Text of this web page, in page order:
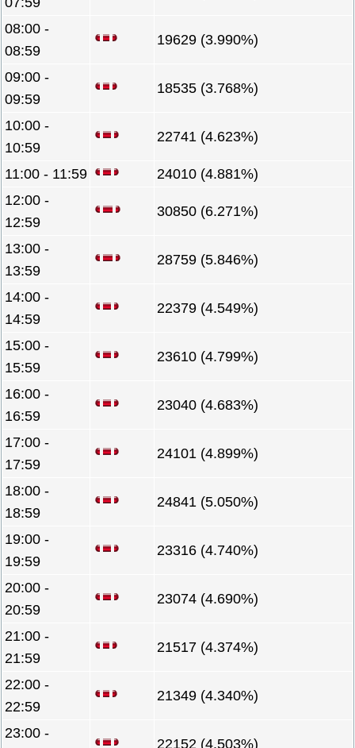
08:00 -
08:59
19629 (3.990%)
09:00 -
09:59
18535 (3.768%)
10:00 -
10:59
22741 (4.623%)
11:00 - 11:59
24010 (4.881%)
12:00 -
12:59
30850 (6.271%)
13:00 -
13:59
28759 (5.846%)
14:00 -
14:59
22379 (4.549%)
15:00 -
15:59
23610 (4.799%)
16:00 -
16:59
23040 (4.683%)
17:00 -
17:59
24101 (4.899%)
18:00 -
18:59
24841 (5.050%)
19:00 -
19:59
23316 (4.740%)
20:00 -
20:59
23074 (4.690%)
21:00 -
21:59
21517 (4.374%)
22:00 -
22:59
21349 (4.340%)
23:00 -
22152 (4.503%)